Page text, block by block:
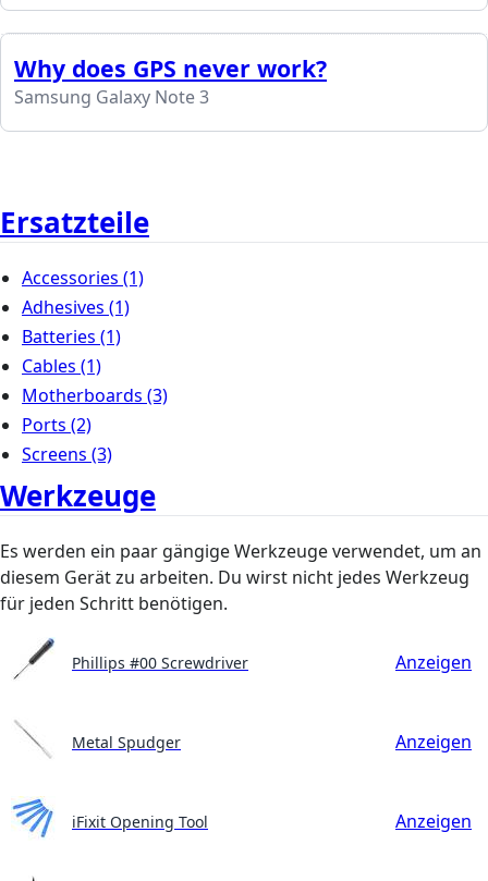
Why does GPS never work?
Samsung Galaxy Note 3
Ersatzteile
Accessories (1)
Adhesives (1)
Batteries (1)
Cables (1)
Motherboards (3)
Ports (2)
Screens (3)
Werkzeuge
Es werden ein paar gängige Werkzeuge verwendet, um an
diesem Gerät zu arbeiten. Du wirst nicht jedes Werkzeug
für jeden Schritt benötigen.
Phillips #00 Screwdriver Anzeigen
Metal Spudger Anzeigen
iFixit Opening Tool Anzeigen